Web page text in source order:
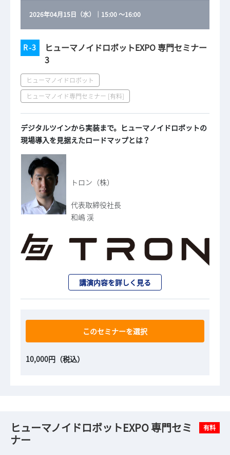
2026年04月15日（水） ｜ 15:00～16:00
R-3
ヒューマノイドロボットEXPO 専門セミナー
3
ヒューマノイドロボット
ヒューマノイド専門セミナー [有料]
デジタルツインから実装まで。ヒューマノイドロボットの
現場導入を見据えたロードマップとは？
トロン（株）
代表取締役社長
和嶋 渓
講演内容を詳しく見る
このセミナーを選択
10,000円（税込）
ヒューマノイドロボットEXPO 専門セミ
ナー
有料